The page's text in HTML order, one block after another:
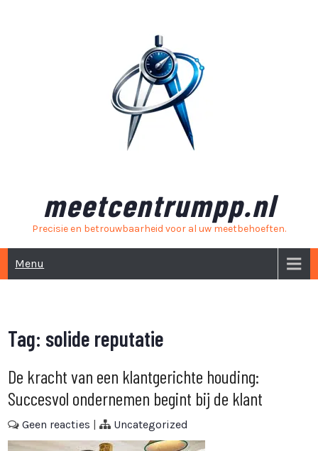
meetcentrumpp.nl
Precisie en betrouwbaarheid voor al uw meetbehoeften.
Menu
Tag: solide reputatie
De kracht van een klantgerichte houding:
Succesvol ondernemen begint bij de klant
Geen reacties | Uncategorized